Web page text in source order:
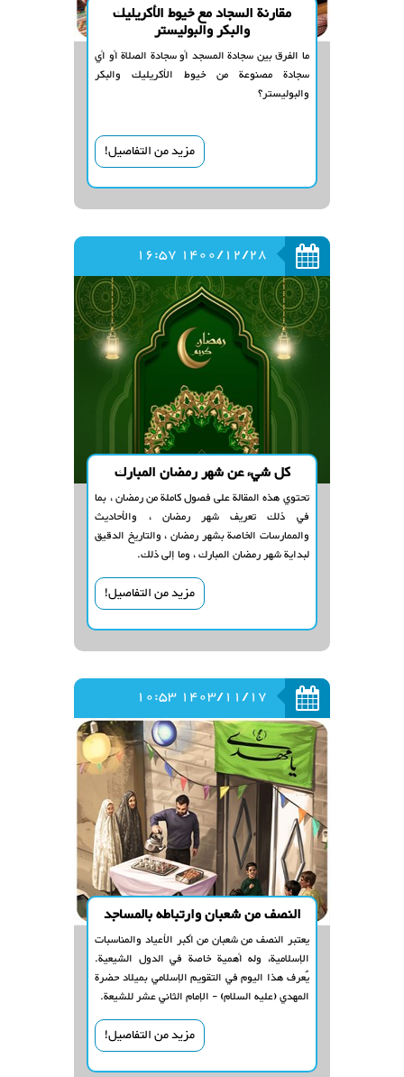
مقارنة السجاد مع خيوط الأكريليك
والبكر والبوليستر
ما الفرق بين سجادة المسجد أو سجادة الصلاة أو أي
سجادة مصنوعة من خيوط الأكريليك والبكر
والبوليستر؟
مزيد من التفاصيل!
1400/12/28 16:57
كل شيء عن شهر رمضان المبارك
تحتوي هذه المقالة على فصول كاملة من رمضان ، بما
في ذلك تعريف شهر رمضان ، والأحاديث
والممارسات الخاصة بشهر رمضان ، والتاريخ الدقيق
لبداية شهر رمضان المبارك ، وما إلى ذلك.
مزيد من التفاصيل!
1403/11/17 10:53
النصف من شعبان وارتباطه بالمساجد
يعتبر النصف من شعبان من أكبر الأعياد والمناسبات
الإسلامية، وله أهمية خاصة في الدول الشيعية.
يُعرف هذا اليوم في التقويم الإسلامي بميلاد حضرة
المهدي (عليه السلام) - الإمام الثاني عشر للشيعة.
مزيد من التفاصيل!